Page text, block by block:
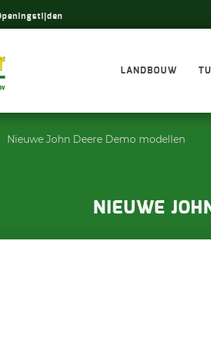
LANDBOUW
Nieuwe John Deere Demo modellen
NIEUWE